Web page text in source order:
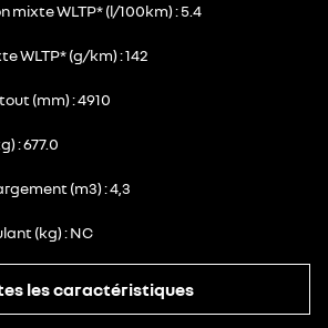
mixte WLTP* (l/100km) 5.4
WLTP* (g/km) 142
(mm) 4910
677.0
(m3) 4,3
(kg) NC
les caractéristiques